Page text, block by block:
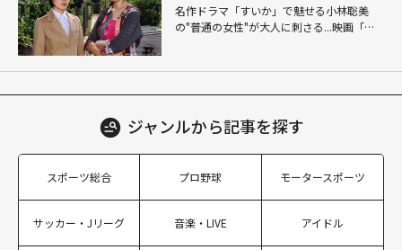
名作ドラマ「すいか」で魅せる小林聡美
の"普通の女性"が大人に刺さる...映画「か
ジャンルから記事を探す
スポーツ総合 プロ野球 モータースポーツ
サッカー・Jリーグ 音楽・LIVE アイドル